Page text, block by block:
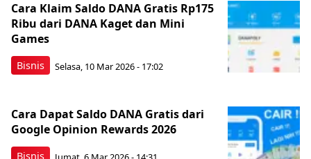
Bisnis
Cara Klaim Saldo DANA Gratis Rp175
Ribu dari DANA Kaget dan Mini
Games
Selasa, 10 Mar 2026 - 17:02
Bisnis
Cara Dapat Saldo DANA Gratis dari
Google Opinion Rewards 2026